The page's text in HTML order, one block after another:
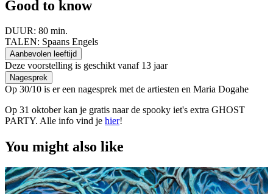
Good to know
DUUR: 80 min.
TALEN: Spaans Engels
Aanbevolen leeftijd
Deze voorstelling is geschikt vanaf 13 jaar
Nagesprek
Op 30/10 is er een nagesprek met de artiesten en Maria Dogahe
Op 31 oktober kan je gratis naar de spooky iet's extra GHOST
PARTY. Alle info vind je hier!
You might also like